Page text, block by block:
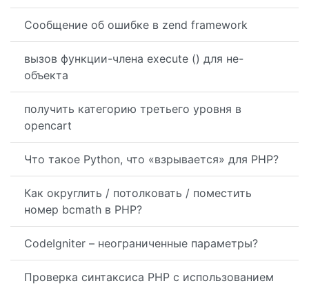
Сообщение об ошибке в zend framework
вызов функции-члена execute () для не-
объекта
получить категорию третьего уровня в
opencart
Что такое Python, что «взрывается» для PHP?
Как округлить / потолковать / поместить
номер bcmath в PHP?
CodeIgniter – неограниченные параметры?
Проверка синтаксиса PHP с использованием